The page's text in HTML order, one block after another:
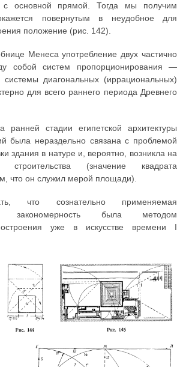
с основной прямой. Тогда мы получим
повернутым в неудобное для
положение (рис. 142).
Менеса употребление двух частично
собой систем пропорционирования —
диагональных (иррациональных)
для всего раннего периода Древнего
ранней стадии египетской архитектуры
была нераздельно связана с проблемой
здания в натуре и, вероятно, возникла на
строительства (значение квадрата
что он служил мерой площади).
что сознательно применяемая
закономерность была методом
уже в искусстве времени I